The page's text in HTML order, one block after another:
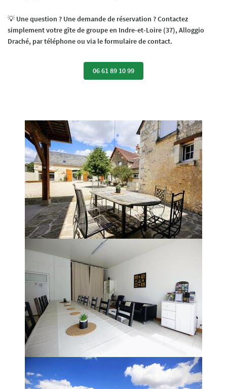
💡 Une question ? Une demande de réservation ? Contactez
simplement votre gîte de groupe en Indre-et-Loire (37), Alloggio
Draché, par téléphone ou via le formulaire de contact.
06 61 89 10 99